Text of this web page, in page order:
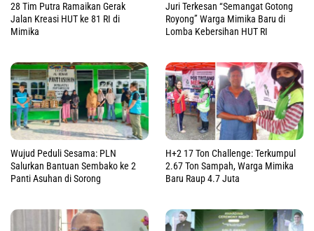
28 Tim Putra Ramaikan Gerak
Jalan Kreasi HUT ke 81 RI di
Mimika
Juri Terkesan “Semangat Gotong
Royong” Warga Mimika Baru di
Lomba Kebersihan HUT RI
Wujud Peduli Sesama: PLN
Salurkan Bantuan Sembako ke 2
Panti Asuhan di Sorong
H+2 17 Ton Challenge: Terkumpul
2.67 Ton Sampah, Warga Mimika
Baru Raup 4.7 Juta